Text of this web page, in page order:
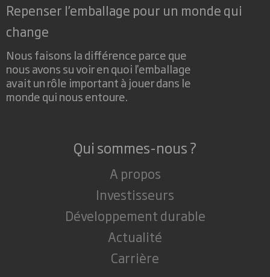
Repenser l’emballage pour un monde qui
change
Nous faisons la différence parce que
nous avons su voir en quoi l'emballage
avait un rôle important à jouer dans le
monde qui nous entoure.
Qui sommes-nous ?
A propos
Investisseurs
Développement durable
Actualité
Carrière